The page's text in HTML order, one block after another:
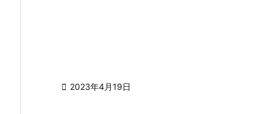
 2023年4月19日